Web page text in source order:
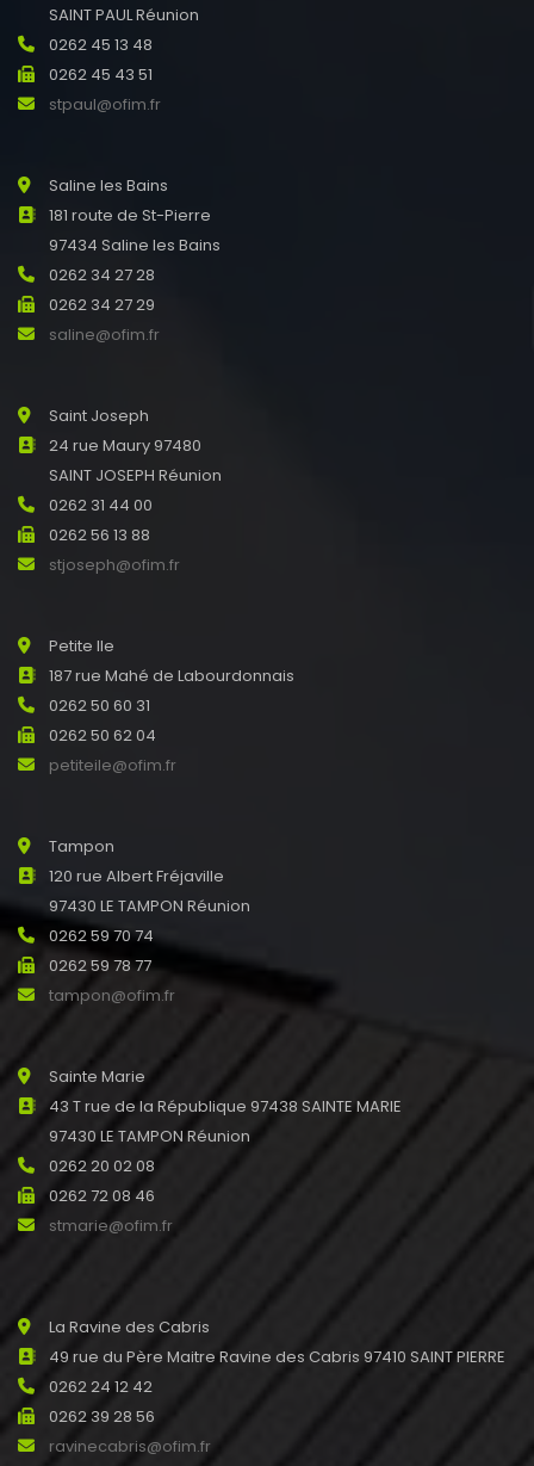
SAINT PAUL Réunion
0262 45 13 48
0262 45 43 51
stpaul@ofim.fr
Saline les Bains
181 route de St-Pierre
97434 Saline les Bains
0262 34 27 28
0262 34 27 29
saline@ofim.fr
Saint Joseph
24 rue Maury 97480
SAINT JOSEPH Réunion
0262 31 44 00
0262 56 13 88
stjoseph@ofim.fr
Petite Ile
187 rue Mahé de Labourdonnais
0262 50 60 31
0262 50 62 04
petiteile@ofim.fr
Tampon
120 rue Albert Fréjaville
97430 LE TAMPON Réunion
0262 59 70 74
0262 59 78 77
tampon@ofim.fr
Sainte Marie
43 T rue de la République 97438 SAINTE MARIE
97430 LE TAMPON Réunion
0262 20 02 08
0262 72 08 46
stmarie@ofim.fr
La Ravine des Cabris
49 rue du Père Maitre Ravine des Cabris 97410 SAINT PIERRE
0262 24 12 42
0262 39 28 56
ravinecabris@ofim.fr